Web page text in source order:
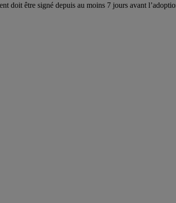
doit être signé depuis au moins 7 jours avant